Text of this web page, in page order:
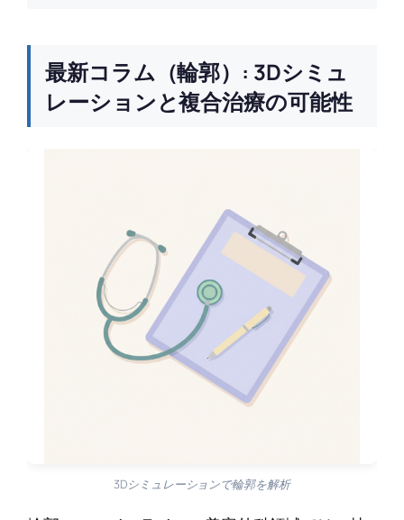
最新コラム（輪郭）: 3Dシミュ
レーションと複合治療の可能性
3Dシミュレーションで輪郭を解析